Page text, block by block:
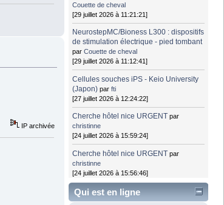
IP archivée
Couette de cheval
[29 juillet 2026 à 11:21:21]
NeurostepMC/Bioness L300 : dispositifs
de stimulation électrique - pied tombant
parCouette de cheval
[29 juillet 2026 à 11:12:41]
Cellules souches iPS - Keio University
(Japon) parfti
[27 juillet 2026 à 12:24:22]
Cherche hôtel nice URGENT par
christinne
[24 juillet 2026 à 15:59:24]
Cherche hôtel nice URGENT par
christinne
[24 juillet 2026 à 15:56:46]
Qui est en ligne